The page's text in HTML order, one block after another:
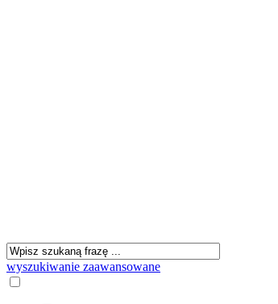
wyszukiwanie zaawansowane